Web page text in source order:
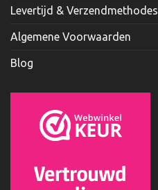
Levertijd & Verzendmethodes
Algemene Voorwaarden
Blog